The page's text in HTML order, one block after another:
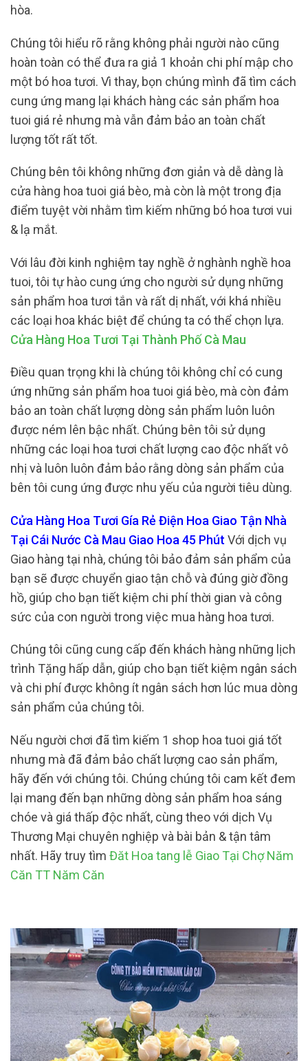
hòa.
Chúng tôi hiểu rõ rằng không phải người nào cũng
hoàn toàn có thể đưa ra giả 1 khoản chi phí mập cho
một bó hoa tươi. Vì thay, bọn chúng mình đã tìm cách
cung ứng mang lại khách hàng các sản phẩm hoa
tuoi giá rẻ nhưng mà vẫn đảm bảo an toàn chất
lượng tốt rất tốt.
Chúng bên tôi không những đơn giản và dễ dàng là
cửa hàng hoa tuoi giá bèo, mà còn là một trong địa
điểm tuyệt vời nhằm tìm kiếm những bó hoa tươi vui
& lạ mắt.
Với lâu đời kinh nghiệm tay nghề ở nghành nghề hoa
tuoi, tôi tự hào cung ứng cho người sử dụng những
sản phẩm hoa tươi tắn và rất dị nhất, với khá nhiều
các loại hoa khác biệt để chúng ta có thể chọn lựa.
Cửa Hàng Hoa Tươi Tại Thành Phố Cà Mau
Điều quan trọng khi là chúng tôi không chỉ có cung
ứng những sản phẩm hoa tuoi giá bèo, mà còn đảm
bảo an toàn chất lượng dòng sản phẩm luôn luôn
được ném lên bậc nhất. Chúng bên tôi sử dụng
những các loại hoa tươi chất lượng cao độc nhất vô
nhị và luôn luôn đảm bảo rằng dòng sản phẩm của
bên tôi cung ứng được nhu yếu của người tiêu dùng.
Cửa Hàng Hoa Tươi Gía Rẻ Điện Hoa Giao Tận Nhà
Tại Cái Nước Cà Mau Giao Hoa 45 Phút Với dịch vụ
Giao hàng tại nhà, chúng tôi bảo đảm sản phẩm của
bạn sẽ được chuyển giao tận chỗ và đúng giờ đồng
hồ, giúp cho bạn tiết kiệm chi phí thời gian và công
sức của con người trong việc mua hàng hoa tươi.
Chúng tôi cũng cung cấp đến khách hàng những lịch
trình Tặng hấp dẫn, giúp cho bạn tiết kiệm ngân sách
và chi phí được không ít ngân sách hơn lúc mua dòng
sản phẩm của chúng tôi.
Nếu người chơi đã tìm kiếm 1 shop hoa tuoi giá tốt
nhưng mà đã đảm bảo chất lượng cao sản phẩm,
hãy đến với chúng tôi. Chúng chúng tôi cam kết đem
lại mang đến bạn những dòng sản phẩm hoa sáng
chóe và giá thấp độc nhất, cùng theo với dịch Vụ
Thương Mại chuyên nghiệp và bài bản & tận tâm
nhất. Hãy truy tìm Đăt Hoa tang lễ Giao Tại Chợ Năm
Căn TT Năm Căn